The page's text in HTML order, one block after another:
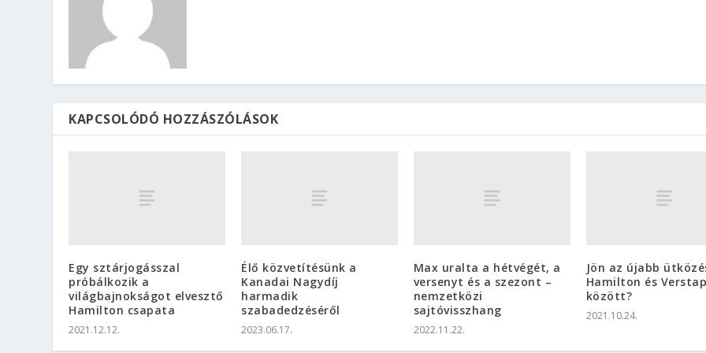
KAPCSOLÓDÓ HOZZÁSZÓLÁSOK
Egy sztárjogásszal
próbálkozik a
világbajnokságot elvesztő
Hamilton csapata
2021.12.12.
Élő közvetítésünk a
Kanadai Nagydíj
harmadik
szabadedzéséről
2023.06.17.
Max uralta a hétvégét, a
versenyt és a szezont –
nemzetközi
sajtóvisszhang
2022.11.22.
Jön az újabb
Hamilton és
között?
2021.10.24.